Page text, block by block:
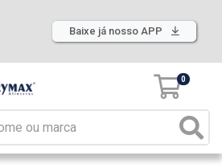
Baixe já nosso APP
0